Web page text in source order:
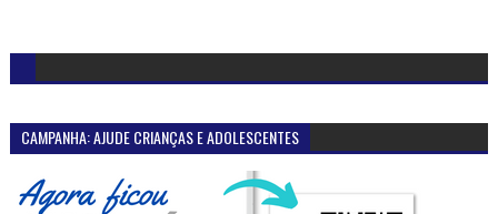
CAMPANHA: AJUDE CRIANÇAS E ADOLESCENTES